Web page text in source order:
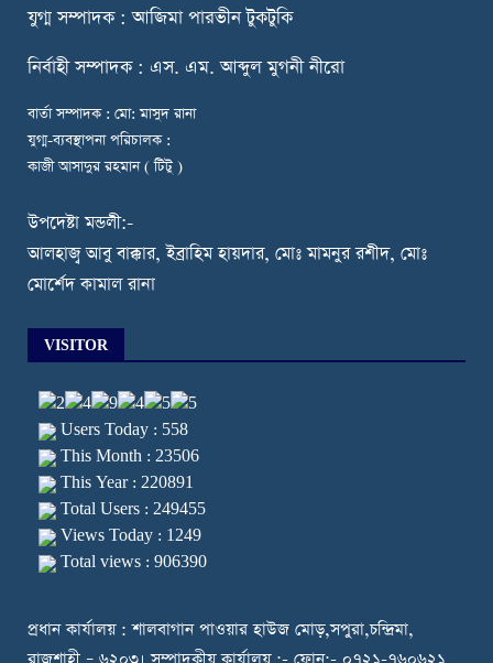
যুগ্ম সম্পাদক : আজিমা পারভীন টুকটুকি
নির্বাহী সম্পাদক : এস. এম. আব্দুল মুগনী নীরো
বার্তা সম্পাদক : মো: মাসুদ রানা
যুগ্ম-ব্যবস্থাপনা পরিচালক :
কাজী আসাদুর রহমান ( টিটু )
উপদেষ্টা মন্ডলী:-
আলহাজ্ব আবু বাক্কার, ইব্রাহিম হায়দার, মোঃ মামনুর রশীদ, মোঃ
মোর্শেদ কামাল রানা
VISITOR
Users Today : 558
This Month : 23506
This Year : 220891
Total Users : 249455
Views Today : 1249
Total views : 906390
প্রধান কার্যালয় : শালবাগান পাওয়ার হাউজ মোড়,সপুরা,চন্দ্রিমা,